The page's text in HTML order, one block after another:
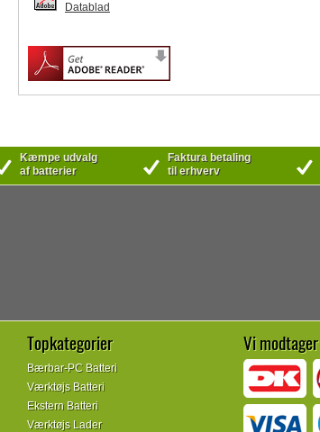
Datablad
Kæmpe udvalg
af batterier
Faktura betaling
til erhverv
Topkategorier
Bærbar-PC Batteri
Værktøjs Batteri
Ekstern Batteri
Værktøjs Lader
Vi modtager